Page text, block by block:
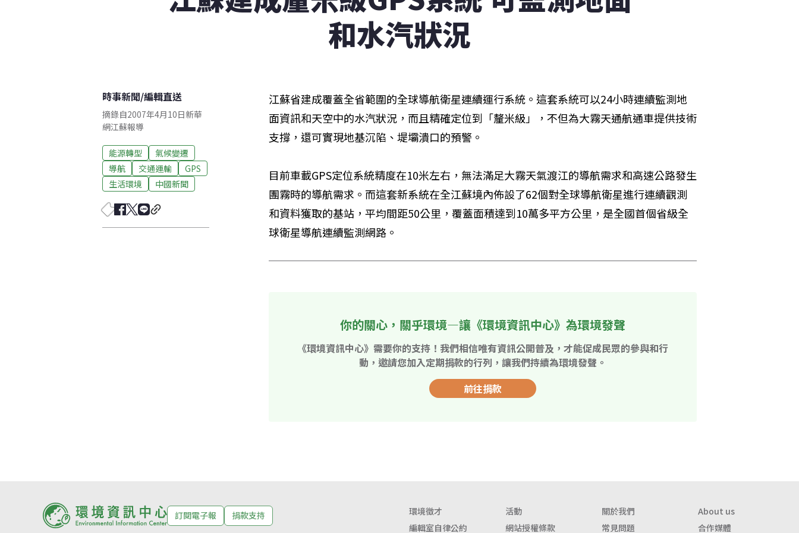
和水汽狀況
時事新聞/編輯直送
摘錄自2007年4月10日新華
網江蘇報導
能源轉型
氣候變遷
導航
交通運輸
GPS
生活環境
中國新聞
江蘇省建成覆蓋全省範圍的全球導航衛星連續運行系統。這套系統可以24小時連續監測地
面資訊和天空中的水汽狀況，而且精確定位到「釐米級」，不但為大霧天通航通車提供技術
支撐，還可實現地基沉陷、堤壩潰口的預警。
目前車載GPS定位系統精度在10米左右，無法滿足大霧天氣渡江的導航需求和高速公路發生
團霧時的導航需求。而這套新系統在全江蘇境內佈設了62個對全球導航衛星進行連續觀測
和資料獲取的基站，平均間距50公里，覆蓋面積達到10萬多平方公里，是全國首個省級全
球衛星導航連續監測網路。
你的關心，關乎環境—讓《環境資訊中心》為環境發聲
《環境資訊中心》需要你的支持！我們相信唯有資訊公開普及，才能促成民眾的參與和行
動，邀請您加入定期捐款的行列，讓我們持續為環境發聲。
前往捐款
訂閱電子報 捐款支持 環境徵才 活動 關於我們
About us
編輯室自律公約
網站授權條款 常見問題 合作媒體